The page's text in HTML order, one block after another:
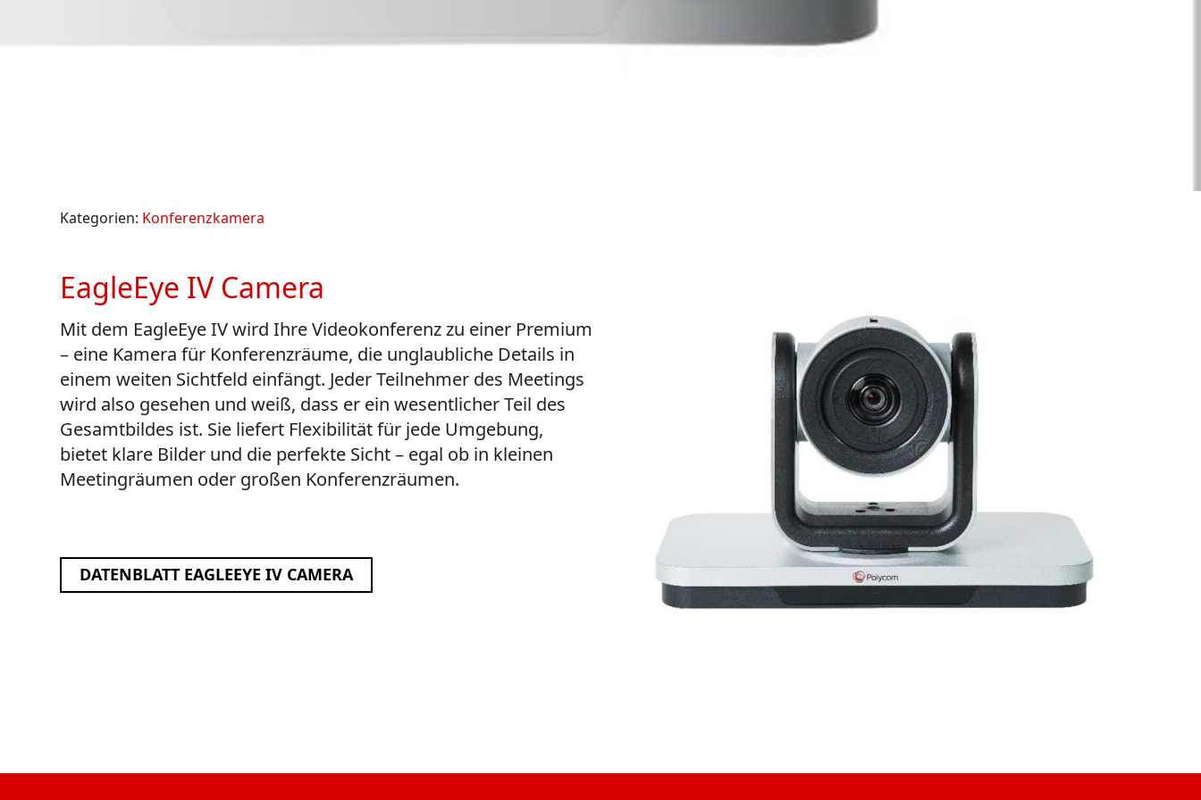
Kategorien: Konferenzkamera
EagleEye IV Camera
Mit dem EagleEye IV wird Ihre Videokonferenz zu einer Premium
– eine Kamera für Konferenzräume, die unglaubliche Details in
einem weiten Sichtfeld einfängt. Jeder Teilnehmer des Meetings
wird also gesehen und weiß, dass er ein wesentlicher Teil des
Gesamtbildes ist. Sie liefert Flexibilität für jede Umgebung,
bietet klare Bilder und die perfekte Sicht – egal ob in kleinen
Meetingräumen oder großen Konferenzräumen.
DATENBLATT EAGLEEYE IV CAMERA